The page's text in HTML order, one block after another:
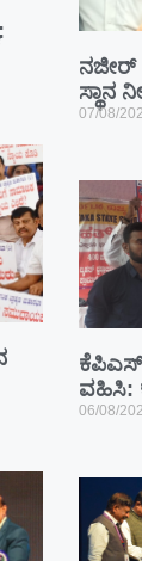
ನಜೀರ್
ಸ್ಥಾನ
07/08/
ವಹಿಸಿ:
06/08/